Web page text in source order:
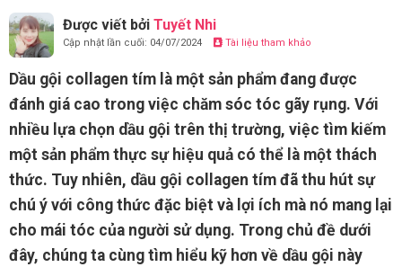
Được viết bởi Tuyết Nhi
Cập nhật lần cuối: 04/07/2024 Tài liệu tham khảo
Dầu gội collagen tím là một sản phẩm đang được
đánh giá cao trong việc chăm sóc tóc gãy rụng. Với
nhiều lựa chọn dầu gội trên thị trường, việc tìm kiếm
một sản phẩm thực sự hiệu quả có thể là một thách
thức. Tuy nhiên, dầu gội collagen tím đã thu hút sự
chú ý với công thức đặc biệt và lợi ích mà nó mang lại
cho mái tóc của người sử dụng. Trong chủ đề dưới
đây, chúng ta cùng tìm hiểu kỹ hơn về dầu gội này